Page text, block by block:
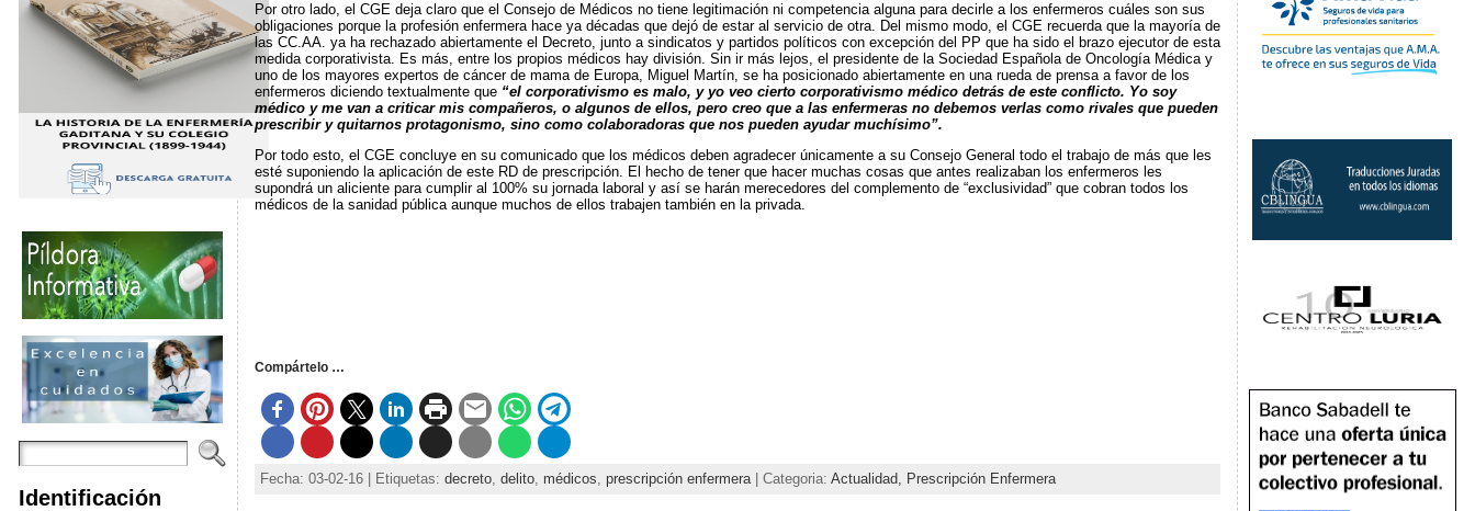
Identificación
Por otro lado, el CGE deja claro que el Consejo de Médicos no tiene legitimación ni competencia alguna para decirle a los enfermeros cuáles son sus
obligaciones porque la profesión enfermera hace ya décadas que dejó de estar al servicio de otra. Del mismo modo, el CGE recuerda que la mayoría de
las CC.AA. ya ha rechazado abiertamente el Decreto, junto a sindicatos y partidos políticos con excepción del PP que ha sido el brazo ejecutor de esta
medida corporativista. Es más, entre los propios médicos hay división. Sin ir más lejos, el presidente de la Sociedad Española de Oncología Médica y
uno de los mayores expertos de cáncer de mama de Europa, Miguel Martín, se ha posicionado abiertamente en una rueda de prensa a favor de los
enfermeros diciendo textualmente que “el corporativismo es malo, y yo veo cierto corporativismo médico detrás de este conflicto. Yo soy
médico y me van a criticar mis compañeros, o algunos de ellos, pero creo que a las enfermeras no debemos verlas como rivales que pueden
prescribir y quitarnos protagonismo, sino como colaboradoras que nos pueden ayudar muchísimo”.
Por todo esto, el CGE concluye en su comunicado que los médicos deben agradecer únicamente a su Consejo General todo el trabajo de más que les
esté suponiendo la aplicación de este RD de prescripción. El hecho de tener que hacer muchas cosas que antes realizaban los enfermeros les
supondrá un aliciente para cumplir al 100% su jornada laboral y así se harán merecedores del complemento de “exclusividad” que cobran todos los
médicos de la sanidad pública aunque muchos de ellos trabajen también en la privada.
Compártelo …
Fecha: 03-02-16 | Etiquetas: decreto, delito, médicos prescripción enfermera| Categoria: Actualidad, Prescripción Enfermera